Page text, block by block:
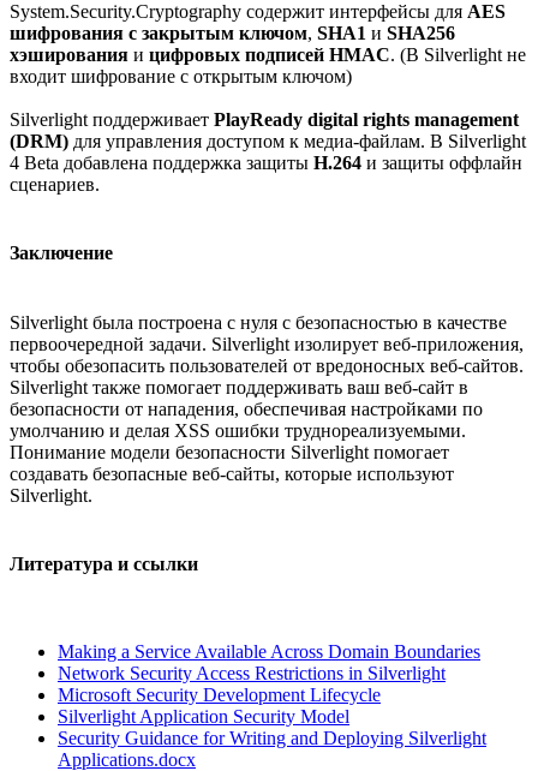
System.Security.Cryptography содержит интерфейсы для AES
шифрования с закрытым ключом, SHA1 и SHA256
хэширования и цифровых подписей HMAC. (В Silverlight не
входит шифрование с открытым ключом)
Silverlight поддерживает PlayReady digital rights management
(DRM) для управления доступом к медиа-файлам. В Silverlight
4 Beta добавлена поддержка защиты H.264 и защиты оффлайн
сценариев.
Заключение
Silverlight была построена с нуля с безопасностью в качестве
первоочередной задачи. Silverlight изолирует веб-приложения,
чтобы обезопасить пользователей от вредоносных веб-сайтов.
Silverlight также помогает поддерживать ваш веб-сайт в
безопасности от нападения, обеспечивая настройками по
умолчанию и делая XSS ошибки труднореализуемыми.
Понимание модели безопасности Silverlight помогает
создавать безопасные веб-сайты, которые используют
Silverlight.
Литература и ссылки
Making a Service Available Across Domain Boundaries
Network Security Access Restrictions in Silverlight
Microsoft Security Development Lifecycle
Silverlight Application Security Model
Security Guidance for Writing and Deploying Silverlight
Applications.docx